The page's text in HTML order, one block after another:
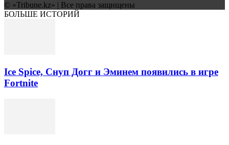
© «Tribune.kz» | Все права защищены
БОЛЬШЕ ИСТОРИЙ
Ice Spice, Снуп Догг и Эминем появились в игре
Fortnite